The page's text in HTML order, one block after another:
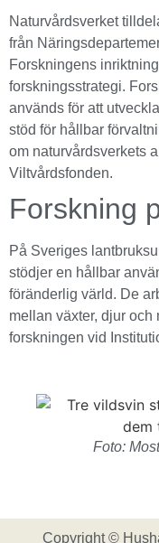
Naturvårdsverket
från
Forskningens
forskningsstrategi.
används för att
stöd för hållbar
om naturvårdsverkets
Viltvårdsfonden.
Forskning
På Sveriges
stödjer en hållbar
föränderlig värld. De
mellan växter, djur
forskningen vid
Foto:
Copyright ©